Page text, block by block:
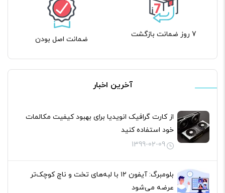
7 روز ضمانت بازگشت ضمانت اصل بودن
آخرین اخبار
از کارت گرافیک انویدیا برای بهبود کیفیت مکالمات
خود استفاده کنید
1399-02-09
بلومبرگ: آیفون ۱۲ با لبه‌های تخت و ناچ کوچک‌تر
عرضه می‌شود